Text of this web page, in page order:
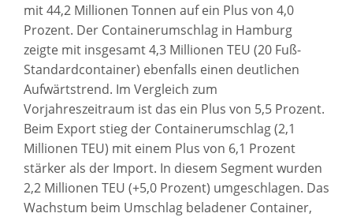
mit 44,2 Millionen Tonnen auf ein Plus von 4,0
Prozent. Der Containerumschlag in Hamburg
zeigte mit insgesamt 4,3 Millionen TEU (20 Fuß-
Standardcontainer) ebenfalls einen deutlichen
Aufwärtstrend. Im Vergleich zum
Vorjahreszeitraum ist das ein Plus von 5,5 Prozent.
Beim Export stieg der Containerumschlag (2,1
Millionen TEU) mit einem Plus von 6,1 Prozent
stärker als der Import. In diesem Segment wurden
2,2 Millionen TEU (+5,0 Prozent) umgeschlagen. Das
Wachstum beim Umschlag beladener Container,